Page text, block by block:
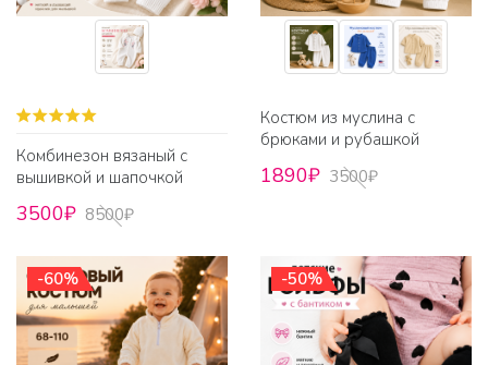
Комбинезон вязаный с
вышивкой и шапочкой
3500₽ 8500₽
Костюм из муслина с
брюками и рубашкой
1890₽ 3500₽
-60% -50%